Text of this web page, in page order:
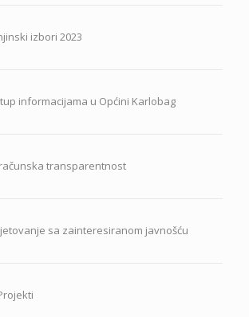
izbori 2023
informacijama u Općini Karlobag
transparentnost
sa zainteresiranom javnošću